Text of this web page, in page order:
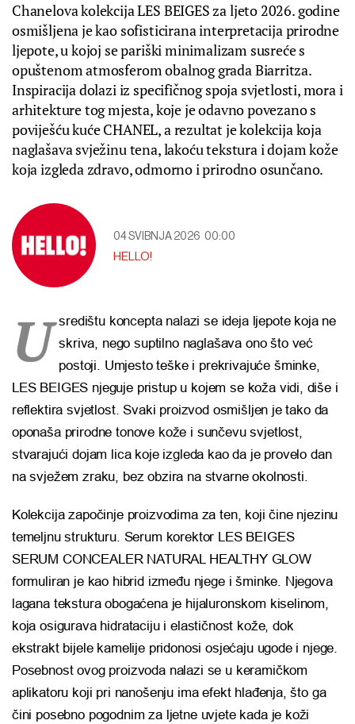
Chanelova kolekcija LES BEIGES za ljeto 2026. godine
osmišljena je kao sofisticirana interpretacija prirodne
ljepote, u kojoj se pariški minimalizam susreće s
opuštenom atmosferom obalnog grada Biarritza.
Inspiracija dolazi iz specifičnog spoja svjetlosti, mora i
arhitekture tog mjesta, koje je odavno povezano s
poviješću kuće CHANEL, a rezultat je kolekcija koja
naglašava svježinu tena, lakoću tekstura i dojam kože
koja izgleda zdravo, odmorno i prirodno osunčano.
04 SVIBNJA 2026 00:00
HELLO!
U središtu koncepta nalazi se ideja ljepote koja ne
skriva, nego suptilno naglašava ono što već
postoji. Umjesto teške i prekrivajuće šminke,
LES BEIGES njeguje pristup u kojem se koža vidi, diše i
reflektira svjetlost. Svaki proizvod osmišljen je tako da
oponaša prirodne tonove kože i sunčevu svjetlost,
stvarajući dojam lica koje izgleda kao da je provelo dan
na svježem zraku, bez obzira na stvarne okolnosti.
Kolekcija započinje proizvodima za ten, koji čine njezinu
temeljnu strukturu. Serum korektor LES BEIGES
SERUM CONCEALER NATURAL HEALTHY GLOW
formuliran je kao hibrid između njege i šminke. Njegova
lagana tekstura obogaćena je hijaluronskom kiselinom,
koja osigurava hidrataciju i elastičnost kože, dok
ekstrakt bijele kamelije pridonosi osjećaju ugode i njege.
Posebnost ovog proizvoda nalazi se u keramičkom
aplikatoru koji pri nanošenju ima efekt hlađenja, što ga
čini posebno pogodnim za ljetne uvjete kada je koži